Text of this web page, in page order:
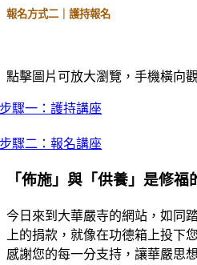
報名方式二｜護持報名
點擊圖片可放大瀏覽，手機橫向
步驟一：護持講座
步驟二：報名講座
「佈施」與「供養」是修福
今日來到大華嚴寺的網站，如同
上的捐款，就像在功德箱上投下
感謝您的每一分支持，讓華嚴思